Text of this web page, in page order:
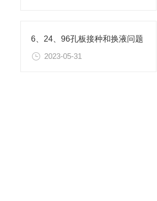
6、24、96孔板接种和换液问题
2023-05-31